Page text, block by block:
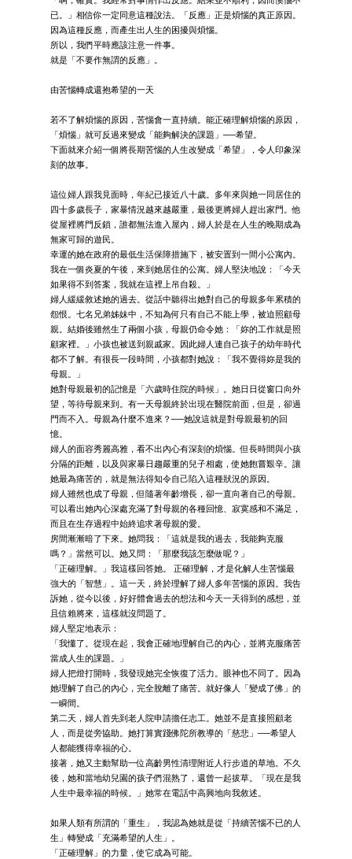
已。」相信你一定同意這種說法。「反應」正是煩惱的真正原因。
因為這種反應，而產生出人生的困擾與煩惱。
所以，我們平時應該注意一件事。
就是「不要作無謂的反應」。
由苦惱轉成還抱希望的一天
若不了解煩惱的原因，苦惱會一直持續。能正確理解煩惱的原因，
「煩惱」就可反過來變成「能夠解決的課題」──希望。
下面就來介紹一個將長期苦惱的人生改變成「希望」，令人印象深
刻的故事。
這位婦人跟我見面時，年紀已接近八十歲。多年來與她一同居住的
四十多歲長子，家暴情況越來越嚴重，最後更將婦人趕出家門。他
從屋裡將門反鎖，誰都無法進入屋內，婦人於是在人生的晚期成為
無家可歸的遊民。
幸運的她在政府的最低生活保障措施下，被安置到一間小公寓內。
我在一個炎夏的午後，來到她居住的公寓。婦人堅決地說：「今天
如果得不到答案，我就在這裡上吊自殺。」
婦人緩緩敘述她的過去。從話中聽得出她對自己的母親多年累積的
怨恨。七名兄弟姊妹中，不知為何只有自己不能上學，被迫照顧母
親。結婚後雖然生了兩個小孩，母親仍命令她：「妳的工作就是照
顧家裡。」小孩也被送到親戚家。因此婦人連自己孩子的幼年時代
都不了解。有很長一段時間，小孩都對她說：「我不覺得妳是我的
母親。」
她對母親最初的記憶是「六歲時住院的時候」。她日日從窗口向外
望，等待母親來到。有一天母親終於出現在醫院前面，但是，卻過
門而不入。母親為什麼不進來？──她說這就是對母親最初的回
憶。
婦人的面容秀麗高雅，看不出內心有深刻的煩惱。但長時間與小孩
分隔的距離，以及與家暴日趨嚴重的兒子相處，使她飽嘗艱辛。讓
她最為痛苦的，就是無法得知令自己陷入這種狀況的原因。
婦人雖然也成了母親，但隨著年齡增長，卻一直向著自己的母親。
可以看出她內心深處充滿了對母親的各種回憶、寂寞感和不滿足，
而且在生存過程中始終追求著母親的愛。
房間漸漸暗了下來。她問我：「這就是我的過去，我能夠克服
嗎？」當然可以。她又問：「那麼我該怎麼做呢？」
「正確理解。」我這樣回答她。 正確理解，才是化解人生苦惱最
強大的「智慧」。這一天，終於理解了婦人多年苦惱的原因。我告
訴她，從今以後，好好體會過去的想法和今天一天得到的感想，並
且信賴將來，這樣就沒問題了。
婦人堅定地表示：
「我懂了。從現在起，我會正確地理解自己的內心，並將克服痛苦
當成人生的課題。」
婦人把燈打開時，我發現她完全恢復了活力。眼神也不同了。因為
她理解了自己的內心，完全脫離了痛苦。就好像人「變成了佛」的
一瞬間。
第二天，婦人首先到老人院申請擔任志工。她並不是直接照顧老
人，而是從旁協助。她打算實踐佛陀所教導的「慈悲」──希望人
人都能獲得幸福的心。
接著，她又主動幫助一位高齡男性清理附近人行步道的草地。不久
後，她和當地幼兒園的孩子們混熟了，還曾一起拔草。「現在是我
人生中最幸福的時候。」她常在電話中高興地向我敘述。
如果人類有所謂的「重生」，我認為她就是從「持續苦惱不已的人
生」轉變成「充滿希望的人生」。
「正確理解」的力量，使它成為可能。